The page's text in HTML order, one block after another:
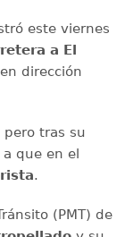
este viernes
a El
dirección
pero tras su
que en el
.
(PMT) de